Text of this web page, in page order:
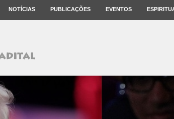
NOTÍCIAS PUBLICAÇÕES EVENTOS